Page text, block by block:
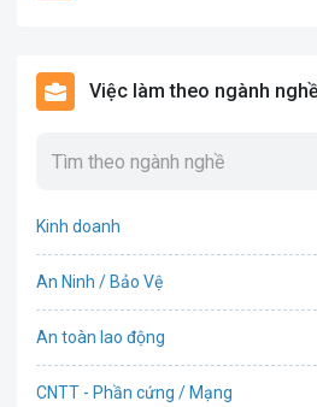
Việc làm theo ngành nghề
Kinh doanh
An Ninh / Bảo Vệ
An toàn lao động
CNTT - Phần cứng / Mạng